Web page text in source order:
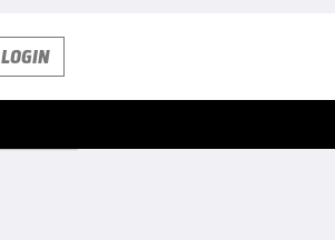
LOGIN